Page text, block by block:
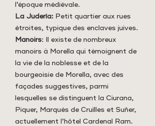
l’époque médiévale.
La Judería: Petit quartier aux rues
étroites, typique des enclaves juives.
Manoirs: Il existe de nombreux
manoirs à Morella qui témoignent de
la vie de la noblesse et de la
bourgeoisie de Morella, avec des
façades suggestives, parmi
lesquelles se distinguent la Ciurana,
Piquer, Marqués de Cruïlles et Suñer,
actuellement l’hôtel Cardenal Ram.